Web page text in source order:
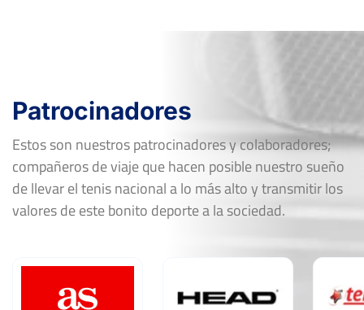
Patrocinadores
Estos son nuestros patrocinadores y colaboradores;
compañeros de viaje que hacen posible nuestro sueño
de llevar el tenis nacional a lo más alto y transmitir los
valores de este bonito deporte a la sociedad.